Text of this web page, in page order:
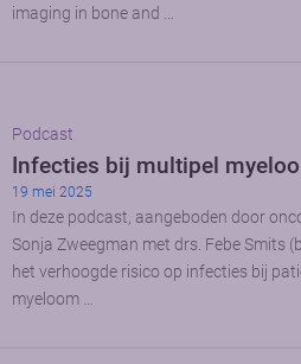
imaging in bone and …
Podcast
Infecties bij multipel
19 mei 2025
In deze podcast, aangeboden door
Sonja Zweegman met drs. Febe Smits
het verhoogde risico op infecties bij
myeloom …